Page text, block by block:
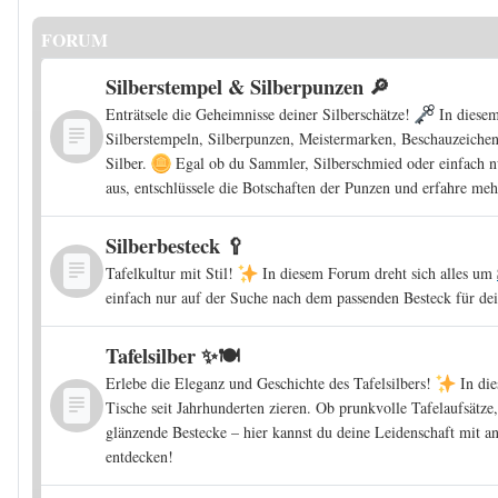
FORUM
Silberstempel & Silberpunzen 🔎
Enträtsele die Geheimnisse deiner Silberschätze!
In
Silberstempeln, Silberpunzen, Meistermarken,
Silber.
Egal ob du Sammler, Silberschmied oder einfach
aus, entschlüssele die Botschaften der Punzen und erfahre
Silberbesteck 🥄
Tafelkultur mit Stil! In diesem Forum dreht sich alles um
einfach nur auf der Suche nach dem passenden Besteck für
Tafelsilber ✨🍽️
Erlebe die Eleganz und Geschichte des Tafelsilbers!
In
Tische seit Jahrhunderten zieren. Ob prunkvolle
glänzende Bestecke – hier kannst du deine Leidenschaft mit
entdecken!